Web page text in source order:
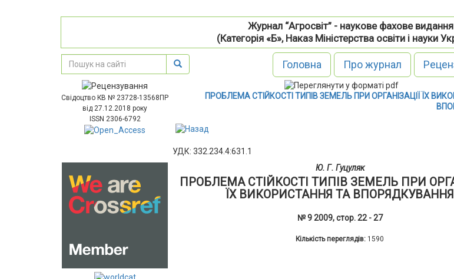
Журнал “Агросвіт” - наукове фахове
(Категорія «Б», Наказ Міністерства освіти і науки
Головна Про журнал
Свідоцтво КВ № 23728-13568ПР
від 27.12.2018 року
ISSN 2306-6792
ПРОБЛЕМА СТІЙКОСТІ ТИПІВ ЗЕМЕЛЬ ПРИ ОРГАНІЗАЦІЇ ЇХ
УДК: 332.234.4:631.1
Ю. Г. Гуцуляк
ПРОБЛЕМА СТІЙКОСТІ ТИПІВ ЗЕМЕЛЬ ПРИ
ЇХ ВИКОРИСТАННЯ ТА ВПОРЯДКУВАННЯ
№ 9 2009, стор. 22 - 27
Кількість переглядів: 1590